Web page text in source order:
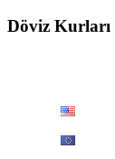
Döviz Kurları